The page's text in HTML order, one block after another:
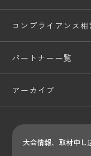
コンプライアンス相
パートナー一覧
アーカイブ
大会情報、取材申し